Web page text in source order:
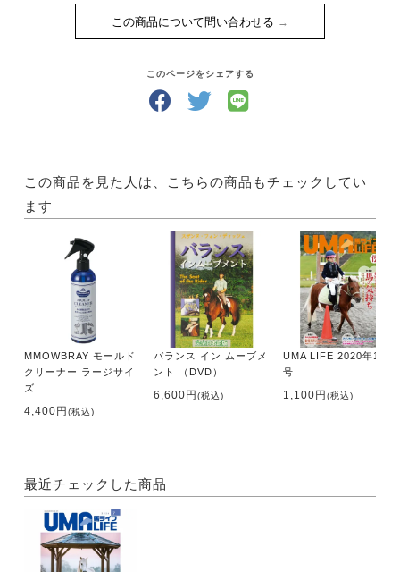
（1時間10,000円程度）などなど。
そうして馬と仲良くなったら、馬と遊ぶ楽しみが膨ら
どんな風にして遊びましょう？「UMA LIFE」には、
馬と過ごす時間が楽しくなるような国内外の情報が満
をサポートします！
・サイズ A4判
・出版社 メトロポリタンプレス
【内容】
●特集 愛馬の夏対策
馬のスペシャリストに聞く
・暑い夏こそ気をつけたい 馬の病気と対策
夏の愛馬の保養にぴったりな
・カナディアンキャンプ乗馬クラブの保養施設
「SOO」「八ヶ岳」「大島牧場」
夏を快適に、人馬のためのおすすめグッズ
・エクイマーケット
・厩舎が劇的に涼しくなる！と評判「ぐっぴーーバズ
ーカ」
・サンドルフィン
この商品について問い合わせる
このページをシェアする
この商品を見た人は、こちらの商品もチェックしてい
ます
MMOWBRAY モールド
クリーナー ラージサイ
ズ
4,400円(税込)
バランス イン ムーブメ
ント （DVD）
6,600円(税込)
UMA LIFE 2020年12月
号
1,100円(税込)
最近チェックした商品